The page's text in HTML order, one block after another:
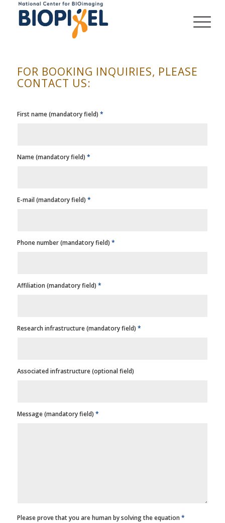
FOR BOOKING INQUIRIES, PLEASE
CONTACT US:
First name (mandatory field) *
Name (mandatory field) *
E-mail (mandatory field) *
Phone number (mandatory field) *
Affiliation (mandatory field) *
Research infrastructure (mandatory field) *
Associated infrastructure (optional field)
Message (mandatory field) *
Please prove that you are human by solving the equation *